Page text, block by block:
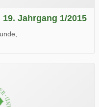
Jahrgang 1/2015